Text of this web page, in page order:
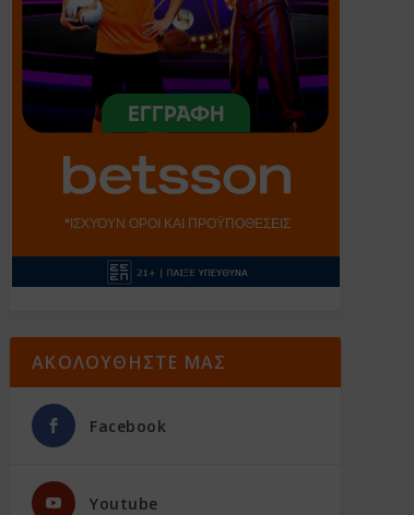
ΑΚΟΛΟΥΘΗΣΤΕ ΜΑΣ
Facebook
Youtube